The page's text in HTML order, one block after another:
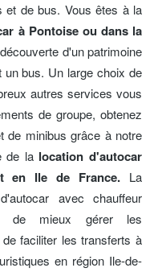
et de bus. Vous êtes à la
à Pontoise ou dans la
d'un patrimoine
un bus. Un large choix de
autres services vous
de groupe, obtenez
de minibus grâce à notre
de la location d'autocar
en Ile de France. La
avec chauffeur
de mieux gérer les
faciliter les transferts à
en région Ile-de-